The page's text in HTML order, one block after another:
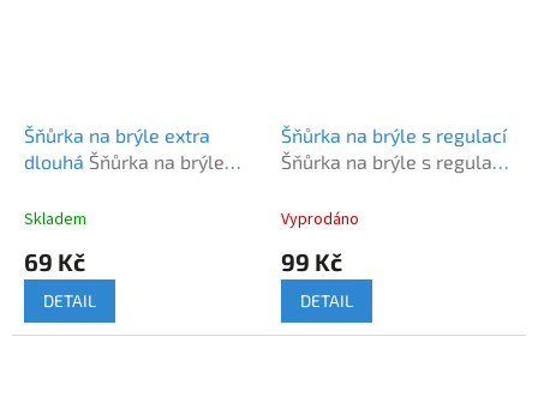
Šňůrka na brýle extra
dlouhá Šňůrka na brýle
Skladem
69 Kč
DETAIL
Šňůrka na brýle s regulací
Šňůrka na brýle s regulací
Vyprodáno
99 Kč
DETAIL